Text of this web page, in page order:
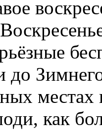
до
как